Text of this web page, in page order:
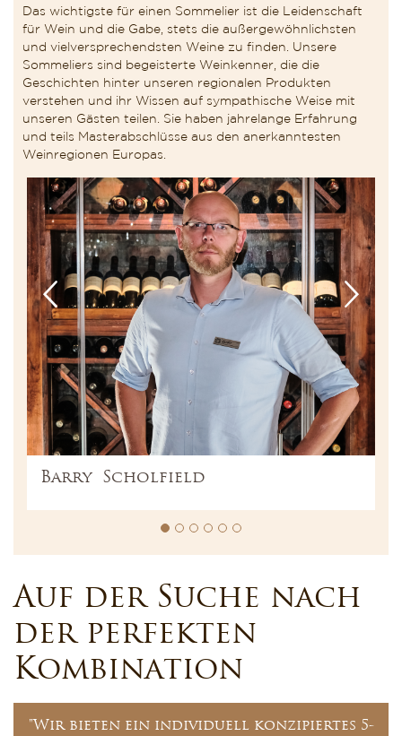
Das wichtigste für einen Sommelier ist die Leidenschaft
für Wein und die Gabe, stets die außergewöhnlichsten
und vielversprechendsten Weine zu finden. Unsere
Sommeliers sind begeisterte Weinkenner, die die
Geschichten hinter unseren regionalen Produkten
verstehen und ihr Wissen auf sympathische Weise mit
unseren Gästen teilen. Sie haben jahrelange Erfahrung
und teils Masterabschlüsse aus den anerkanntesten
Weinregionen Europas.
Barry Scholfield
Auf der Suche nach
der perfekten
Kombination
"Wir bieten ein individuell konzipiertes 5-